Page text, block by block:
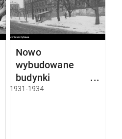
Nowo
wybudowane
budynki w
Częstochowie
1931-1934